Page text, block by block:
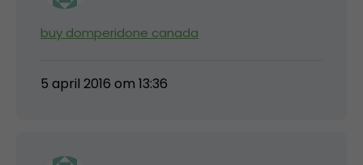
buy domperidone canada
5 april 2016 om 13:36